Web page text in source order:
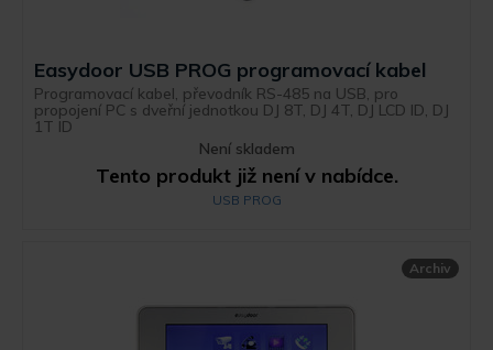
Easydoor USB PROG programovací kabel
Programovací kabel, převodník RS-485 na USB, pro
propojení PC s dveřní jednotkou DJ 8T, DJ 4T, DJ LCD ID, DJ
1T ID
Není skladem
Tento produkt již není v nabídce.
USB PROG
Archiv